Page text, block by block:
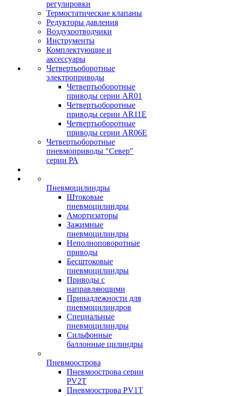
регулировки
Термостатические клапаны
Редукторы давления
Воздухоотводчики
Инструменты
Комплектующие и
аксессуары
Четвертьоборотные
электроприводы
Четвертьоборотные
приводы серии AR01
Четвертьоборотные
приводы серии AR11E
Четвертьоборотные
приводы серии AR06E
Четвертьоборотные
пневмоприводы "Север"
серии РА
Пневмоцилиндры
Штоковые
пневмоцилиндры
Амортизаторы
Зажимные
пневмоцилиндры
Неполноповоротные
приводы
Бесштоковые
пневмоцилиндры
Приводы с
направляющими
Принадлежности для
пневмоцилиндров
Специальные
пневмоцилиндры
Сильфонные
баллонные цилиндры
Пневмоострова
Пневмоострова серии
PV2T
Пневмоострова PV1T